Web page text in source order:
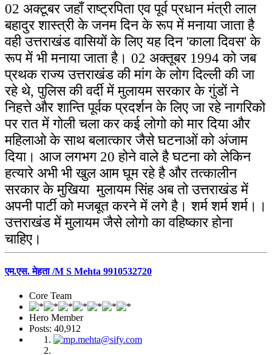
02 अक्टूबर जहाँ राष्ट्रपिता एव पूर्व प्रधान मंत्री लाल
बहादुर शास्त्री के जनम दिन के रूप में मनाया जाता है
वही उत्तराखंड वासियों के लिए यह दिन 'काला दिवस' के
रूप में भी मनाया जाता है। 02 अक्तूबर 1994 को जब
प्रथक राज्य उत्तराखंड की मांग के लोग दिल्ली की जा
रहे थे, पुलिस की वर्दी में मुलायम सरकार के गुंडों ने
निहत्ते और शान्ति पूर्वक प्रदर्शन के लिए जा रहे नागरिको
पर रात में गोली चला कर कई लोगो को मार दिया और
महिलाओ के साथ बलात्कार जैसे घटनाओं को अंजाम
दिया। आज लगभग 20 होने वाले है घटना को लेकिन
हत्यारे अभी भी खुल आम घूम रहे है और तत्कालीन
सरकार के मुखिया मुलायम सिंह अब तो उत्तराखंड में
अपनी पार्टी को मजबूत करने में लगे है। शर्म शर्म शर्म।।
उत्तराखंड में मुलायम जैसे लोगो का वहिष्कार होना
चाहिए।
एम.एस. मेहता /M S Mehta 9910532720
Core Team
Hero Member
Posts: 40,912